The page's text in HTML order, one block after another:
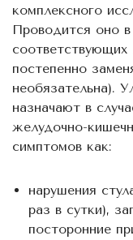
комплексного
Проводится оно в
постепенно
необязательна).
назначают в
желудочно-
симптомов как:
нарушения
раз в сутки),
посторонние